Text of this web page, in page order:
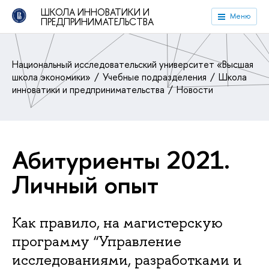
ШКОЛА ИННОВАТИКИ И
ПРЕДПРИНИМАТЕЛЬСТВА Меню
Национальный исследовательский университет «Высшая
школа экономики»
Учебные подразделения
Школа
инноватики и предпринимательства
Новости
Абитуриенты 2021.
Личный опыт
Как правило, на магистерскую
программу “Управление
исследованиями, разработками и